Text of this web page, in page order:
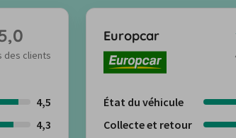
des clients
4,5
4,3
Europcar
État du véhicule
Collecte et retour